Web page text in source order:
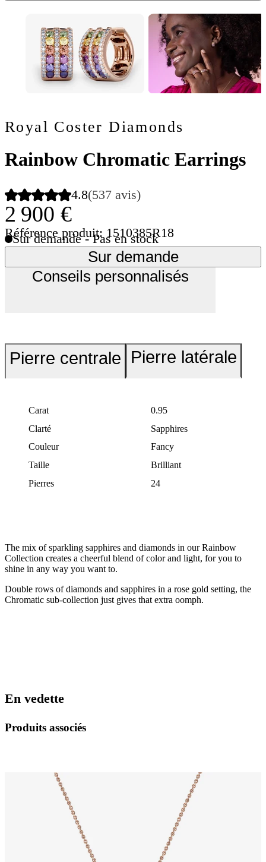
Royal Coster Diamonds
Rainbow Chromatic Earrings
4.8(537 avis)
2 900 €
Référence produit: 1510385R18
Sur demande - Pas en stock
Sur demande
Conseils personnalisés
Pierre centrale Pierre latérale
Carat
0.95
Clarté
Sapphires
Couleur
Fancy
Taille
Brilliant
Pierres
24
The mix of sparkling sapphires and diamonds in our Rainbow
Collection creates a cheerful blend of color and light, for you to
shine in any way you want to.
Double rows of diamonds and sapphires in a rose gold setting, the
Chromatic sub-collection just gives that extra oomph.
En vedette
Produits associés